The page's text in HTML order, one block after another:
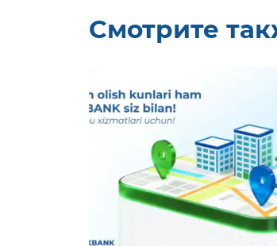
Смотрите